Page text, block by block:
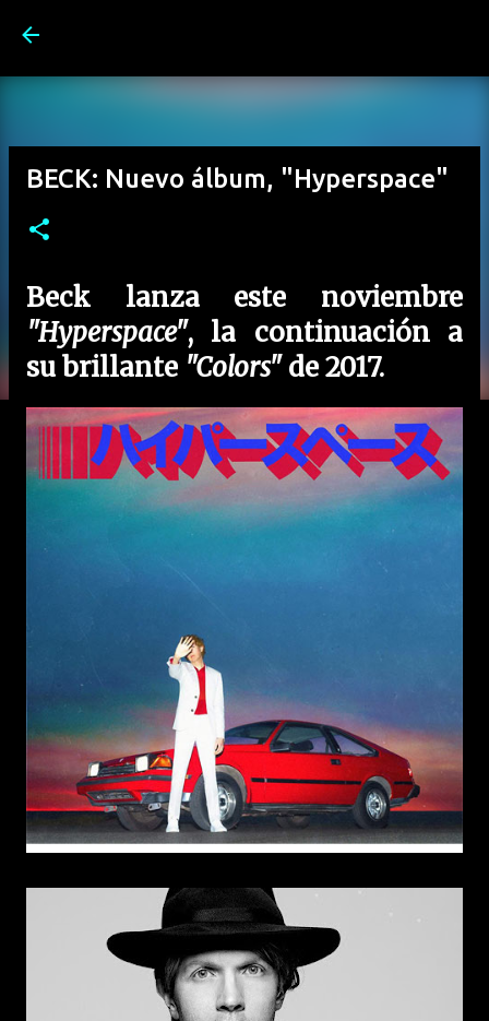
BECK: Nuevo álbum, "Hyperspace"
Beck lanza este noviembre
"Hyperspace", la continuación a
su brillante "Colors"de 2017.